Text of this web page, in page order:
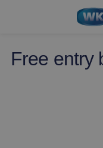
Free entry